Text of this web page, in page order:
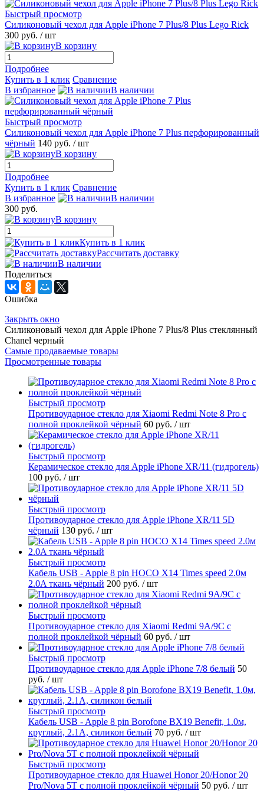
Быстрый просмотр
Силиконовый чехол для Apple iPhone 7 Plus/8 Plus Lego Rick
300 руб. / шт
В корзину
Подробнее
Купить в 1 клик Сравнение
В избранное
В наличии
Быстрый просмотр
Силиконовый чехол для Apple iPhone 7 Plus перфорированный
чёрный 140 руб. / шт
В корзину
Подробнее
Купить в 1 клик Сравнение
В избранное
В наличии
300 руб.
В корзину
Купить в 1 клик
Рассчитать доставку
В наличии
Поделиться
Ошибка
Закрыть окно
Силиконовый чехол для Apple iPhone 7 Plus/8 Plus стеклянный
Chanel черный
Самые продаваемые товары
Просмотренные товары
Быстрый просмотр
Противоударное стекло для Xiaomi Redmi Note 8 Pro с
полной проклейкой чёрный 60 руб. / шт
Быстрый просмотр
Керамическое стекло для Apple iPhone XR/11 (гидрогель)
100 руб. / шт
Быстрый просмотр
Противоударное стекло для Apple iPhone XR/11 5D
чёрный 130 руб. / шт
Быстрый просмотр
Кабель USB - Apple 8 pin HOCO X14 Times speed 2.0м
2.0A ткань чёрный 200 руб. / шт
Быстрый просмотр
Противоударное стекло для Xiaomi Redmi 9A/9C с
полной проклейкой чёрный 60 руб. / шт
Быстрый просмотр
Противоударное стекло для Apple iPhone 7/8 белый 50
руб. / шт
Быстрый просмотр
Кабель USB - Apple 8 pin Borofone BX19 Benefit, 1.0м,
круглый, 2.1A, силикон белый 70 руб. / шт
Быстрый просмотр
Противоударное стекло для Huawei Honor 20/Honor 20
Pro/Nova 5T с полной проклейкой чёрный 50 руб. / шт